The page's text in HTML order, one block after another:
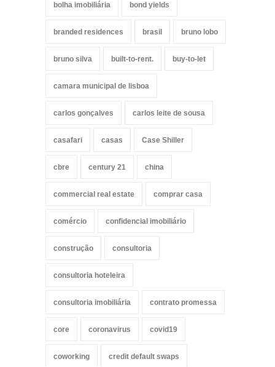
bolha imobiliária bond yields
branded residences brasil bruno lobo
bruno silva built-to-rent. buy-to-let
camara municipal de lisboa
carlos gonçalves carlos leite de sousa
casafari casas Case Shiller
cbre century 21 china
commercial real estate comprar casa
comércio confidencial imobiliário
construção consultoria
consultoria hoteleira
consultoria imobiliária contrato promessa
core coronavirus covid19
coworking credit default swaps